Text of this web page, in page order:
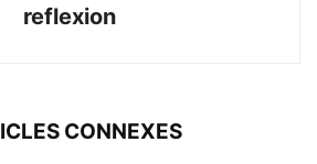
reflexion
CONNEXES